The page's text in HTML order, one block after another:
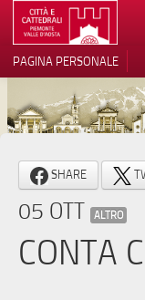
TERRITORIO
ARCHITETTURE
MUSEI
ITINERARI
EVENTI
PAGINA PERSONALE
SHARE
05 OTT ALTRO
CONTA
Informativa
Le